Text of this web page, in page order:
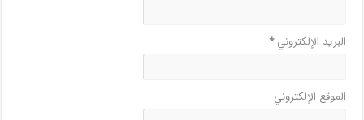
البريد الإلكتروني*
الموقع الإلكتروني